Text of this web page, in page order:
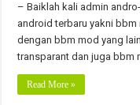
– Baiklah kali admin
android terbaru yakni
dengan bbm mod yang
transparant dan juga bbm
Read More »